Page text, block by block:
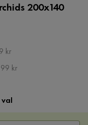
200x140
kr
kr